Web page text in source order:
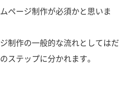
ページ制作が必須かと思いま
制作の一般的な流れとしてはだ
ステップに分かれます。